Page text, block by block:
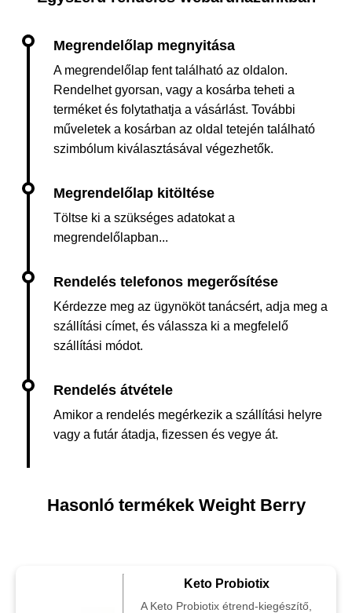
A megrendelőlap fent található az oldalon.
Rendelhet gyorsan, vagy a kosárba teheti a
terméket és folytathatja a vásárlást. További
műveletek a kosárban az oldal tetején található
szimbólum kiválasztásával végezhetők.
Töltse ki a szükséges adatokat a
megrendelőlapban...
Kérdezze meg az ügynököt tanácsért, adja meg a
szállítási címet, és válassza ki a megfelelő
szállítási módot.
Amikor a rendelés megérkezik a szállítási helyre
vagy a futár átadja, fizessen és vegye át.
Hasonló termékek Weight Berry
Keto Probiotix
A Keto Probiotix étrend-kiegészítő,